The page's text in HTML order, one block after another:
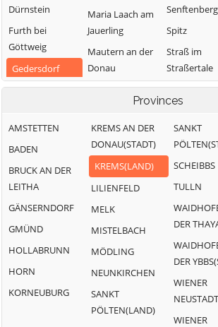
Dürnstein
Furth bei
Göttweig
Gedersdorf
Gföhl
Hadersdorf-
Kammern
Maria Laach am
Jauerling
Mautern an der
Donau
Mühldorf
Rastenfeld
Senftenberg
Spitz
Straß im
Straßertale
Stratzing
Walde
der Wachau
Provinces
AMSTETTEN
BADEN
BRUCK AN DER
LEITHA
GÄNSERNDORF
GMÜND
HOLLABRUNN
HORN
KORNEUBURG
KREMS AN DER
DONAU(STADT)
KREMS(LAND)
LILIENFELD
MELK
MISTELBACH
MÖDLING
NEUNKIRCHEN
SANKT
PÖLTEN(LAND)
SANKT
SCHEIBBS
TULLN
DER
DER
WIENER
WIENER